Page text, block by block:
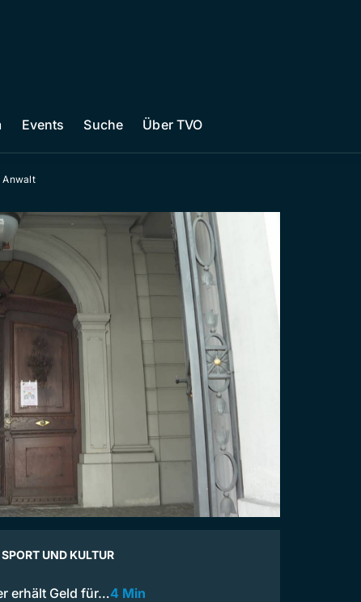
Events Suche Über TVO
Anwalt
UND KULTUR
erhält Geld für…4 Min